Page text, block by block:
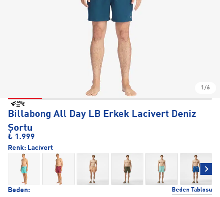
1/6
Billabong All Day LB Erkek Lacivert Deniz
Şortu
₺ 1.999
Beden: Beden Tablosu
Renk: Lacivert